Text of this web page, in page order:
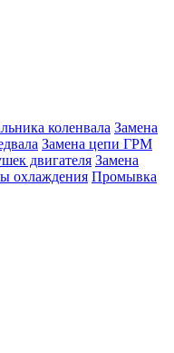
коленвала Замена
Замена цепи ГРМ
двигателя Замена
охлаждения Промывка